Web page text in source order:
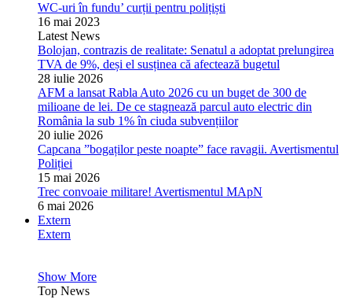
WC-uri în fundu’ curții pentru polițiști
16 mai 2023
Latest News
Bolojan, contrazis de realitate: Senatul a adoptat prelungirea
TVA de 9%, deși el susținea că afectează bugetul
28 iulie 2026
AFM a lansat Rabla Auto 2026 cu un buget de 300 de
milioane de lei. De ce stagnează parcul auto electric din
România la sub 1% în ciuda subvențiilor
20 iulie 2026
Capcana ”bogaților peste noapte” face ravagii. Avertismentul
Poliției
15 mai 2026
Trec convoaie militare! Avertismentul MApN
6 mai 2026
Extern
Extern
Show More
Top News